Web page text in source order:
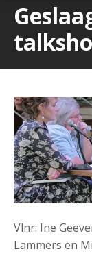
Vlnr: Ine
Lammers en